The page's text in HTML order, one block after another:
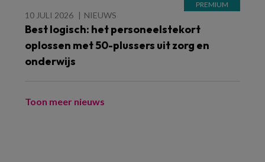
10 JULI 2026 NIEUWS
Best logisch: het personeelstekort
oplossen met 50-plussers uit zorg en
onderwijs
Toon meer nieuws